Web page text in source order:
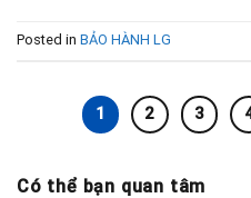
Posted in BẢO HÀNH LG
1 2 3
Có thể bạn quan tâm